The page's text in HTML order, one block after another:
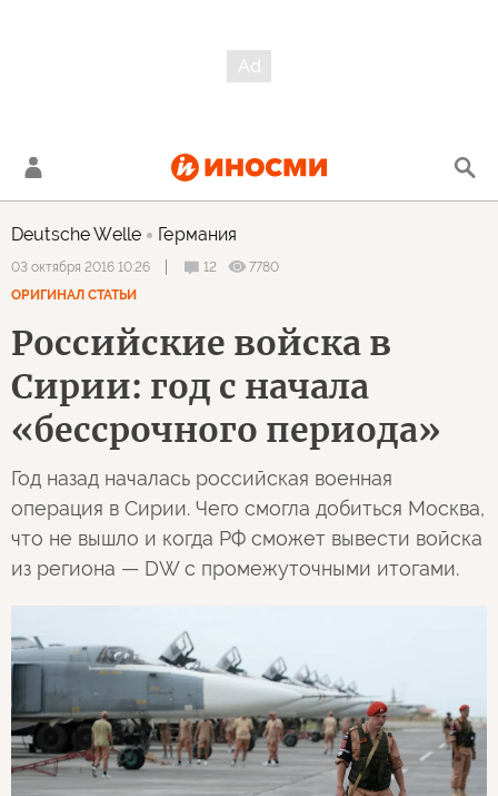
Deutsche Welle Германия
03 октября 2016 10:26 12
7780
ОРИГИНАЛ СТАТЬИ
Российские войска в
Сирии: год с начала
«бессрочного периода»
Год назад началась российская военная
операция в Сирии. Чего смогла добиться Москва,
что не вышло и когда РФ сможет вывести войска
из региона — DW c промежуточными итогами.